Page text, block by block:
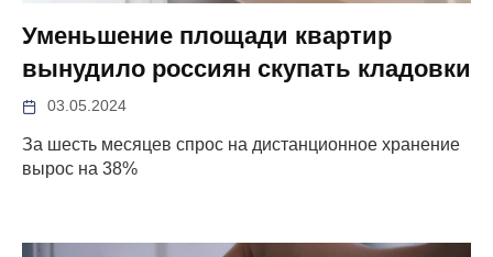
Уменьшение площади квартир
вынудило россиян скупать кладовки
03.05.2024
За шесть месяцев спрос на дистанционное хранение
вырос на 38%